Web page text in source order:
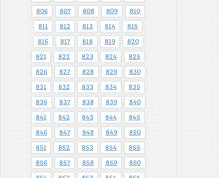
806 807 808 809 810
811 812 813 814 815
816 817 818 819 820
821 822 823 824 825
826 827 828 829 830
831 832 833 834 835
836 837 838 839 840
841 842 843 844 845
846 847 848 849 850
851 852 853 854 855
856 857 858 859 860